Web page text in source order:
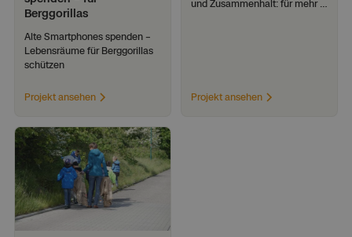
Berggorillas
Alte Smartphones spenden –
Lebensräume für Berggorillas
schützen
Projekt ansehen
und Zusammenhalt: für mehr
Projekt ansehen